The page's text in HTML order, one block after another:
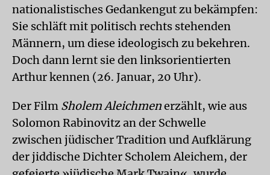
nationalistisches Gedankengut zu bekämpfen:
Sie schläft mit politisch rechts stehenden
Männern, um diese ideologisch zu bekehren.
Doch dann lernt sie den linksorientierten
Arthur kennen (26. Januar, 20 Uhr).
Der Film Sholem Aleichmenerzählt, wie aus
Solomon Rabinovitz an der Schwelle
zwischen jüdischer Tradition und Aufklärung
der jiddische Dichter Scholem Aleichem, der